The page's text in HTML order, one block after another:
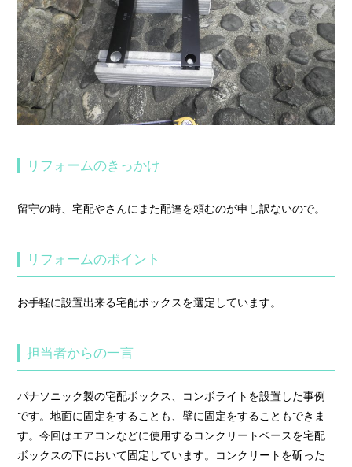
リフォームのきっかけ
留守の時、宅配やさんにまた配達を頼むのが申し訳ないので。
リフォームのポイント
お手軽に設置出来る宅配ボックスを選定しています。
担当者からの一言
パナソニック製の宅配ボックス、コンボライトを設置した事例
です。地面に固定をすることも、壁に固定をすることもできま
す。今回はエアコンなどに使用するコンクリートベースを宅配
ボックスの下において固定しています。コンクリートを斫った